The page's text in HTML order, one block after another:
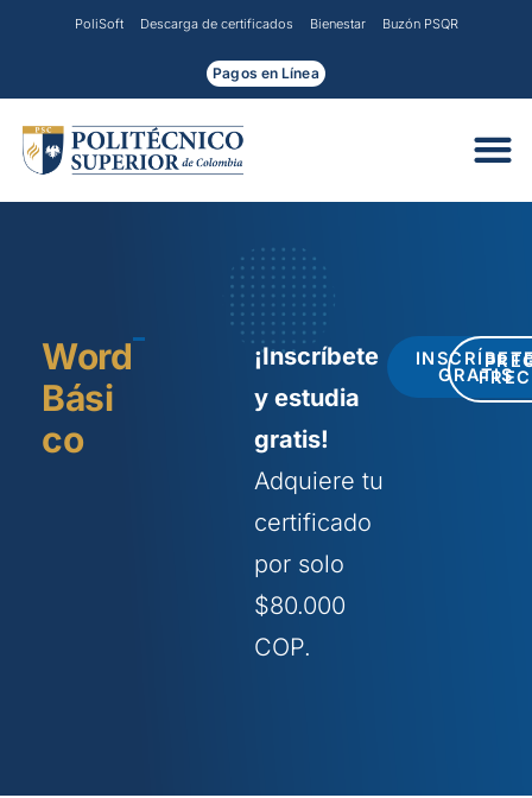
PoliSoft Descarga de certificados Bienestar Buzón PSQR
Pagos en Línea
Word
Bási
co
¡Inscríbete
y estudia
gratis!
Adquiere tu
certificado
por solo
$80.000
COP.
GRATIS